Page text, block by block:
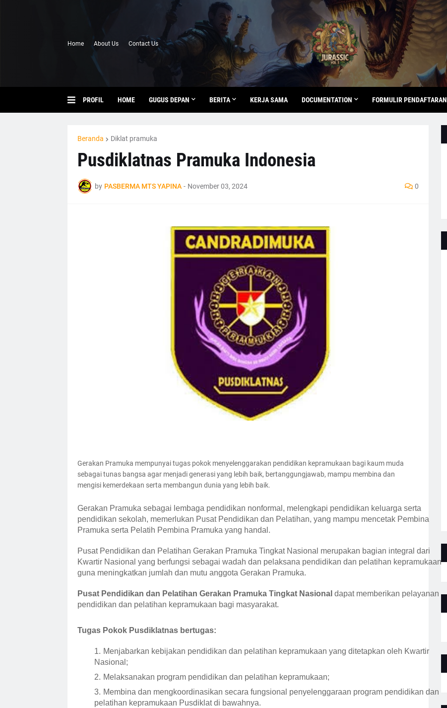
Home About Us Contact Us
PROFIL HOME GUGUS DEPAN BERITA KERJA SAMA DOCUMENTATION FORMULIR PENDAFTARAN
Beranda Diklat pramuka
Pusdiklatnas Pramuka Indonesia
by PASBERMA MTS YAPINA - November 03, 2024 0
Gerakan Pramuka mempunyai tugas pokok menyelenggarakan pendidikan kepramukaan bagi kaum muda
sebagai tunas bangsa agar menjadi generasi yang lebih baik, bertanggungjawab, mampu membina dan
mengisi kemerdekaan serta membangun dunia yang lebih baik.
Gerakan Pramuka sebagai lembaga pendidikan nonformal, melengkapi pendidikan keluarga serta
pendidikan sekolah, memerlukan Pusat Pendidikan dan Pelatihan, yang mampu mencetak Pembina
Pramuka serta Pelatih Pembina Pramuka yang handal.
Pusat Pendidikan dan Pelatihan Gerakan Pramuka Tingkat Nasional merupakan bagian integral dari
Kwartir Nasional yang berfungsi sebagai wadah dan pelaksana pendidikan dan pelatihan kepramukaan
guna meningkatkan jumlah dan mutu anggota Gerakan Pramuka.
Pusat Pendidikan dan Pelatihan Gerakan Pramuka Tingkat Nasional dapat memberikan pelayanan
pendidikan dan pelatihan kepramukaan bagi masyarakat.
Tugas Pokok Pusdiklatnas bertugas:
Menjabarkan kebijakan pendidikan dan pelatihan kepramukaan yang ditetapkan oleh Kwartir
Nasional;
Melaksanakan program pendidikan dan pelatihan kepramukaan;
Membina dan mengkoordinasikan secara fungsional penyelenggaraan program pendidikan dan
pelatihan kepramukaan Pusdiklat di bawahnya.